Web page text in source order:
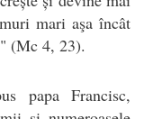
mari aşa încât
(Mc 4, 23).
papa Francisc,